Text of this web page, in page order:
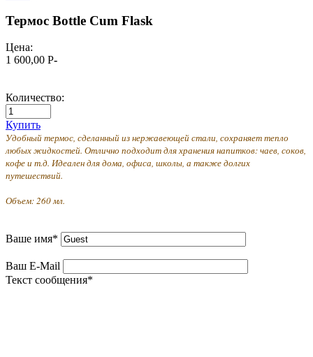
Термос Bottle Cum Flask
Цена:
1 600,00 P-
Количество:
Купить
Удобный термос, сделанный из нержавеющей стали, сохраняет тепло
любых жидкостей. Отлично подходит для хранения напитков: чаев, соков,
кофе и т.д. Идеален для дома, офиса, школы, а также долгих
путешествий.
Объем: 260 мл.
Ваше имя*
Ваш E-Mail
Текст сообщения*